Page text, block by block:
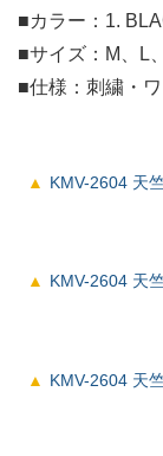
■カラー：1.
■サイズ：M、L
■仕様：刺繍・
KMV-2604 天
KMV-2604 天
KMV-2604 天